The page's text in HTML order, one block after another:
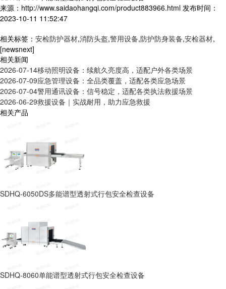
来源： http://www.saidaohangqi.com/product883966.html 发布时间：
2023-10-11 11:52:47
相关标签： 安检防护器材,消防头盔,警用设备,防护防身装备,安检器材,
[newsnext]
相关新闻
2026-07-14移动照明设备：续航久亮度高，适配户外各类场景
2026-07-09应急管理设备：全品类覆盖，适配各类应急场景
2026-07-04警用通讯设备：信号稳定，适配各类执法救援场景
2026-06-29救援设备｜实战耐用，助力应急救援
相关产品
SDHQ-6050DS多能谱型透射式行包安全检查设备
SDHQ-8060单能谱型透射式行包安全检查设备